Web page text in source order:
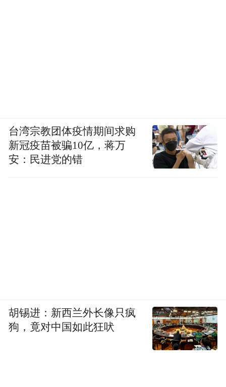
台湾宗教团体疫情期间求购
新冠疫苗被骗10亿，蒋万
安：民进党的错
胡锡进：新西兰外长像只疯
狗，竟对中国如此狂吠